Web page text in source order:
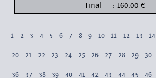
Final
: 160.00 €
1 2 3 4 5 6 7 8 9 10 11 12 13 14
20 21 22 23 24 25 26 27 28 29 30
36 37 38 39 40 41 42 43 44 45 46